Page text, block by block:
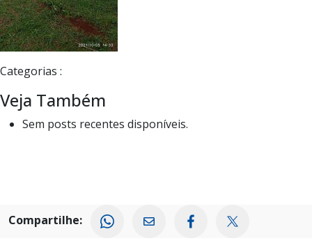
Categorias :
Veja Também
Sem posts recentes disponíveis.
Compartilhe: